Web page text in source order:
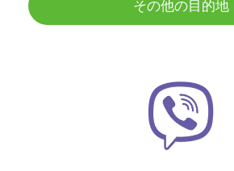
その他の目的地